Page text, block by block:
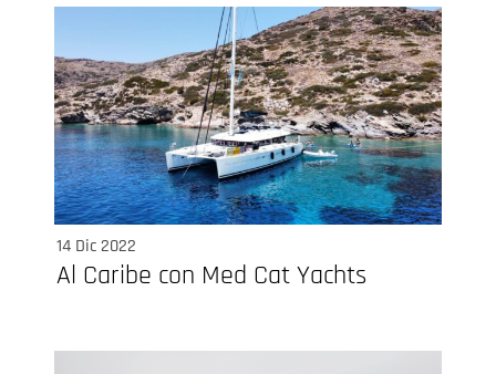
14 Dic 2022
Al Caribe con Med Cat Yachts